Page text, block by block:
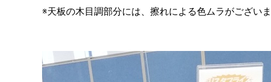
※天板の木目調部分には、擦れによる色ムラがございま